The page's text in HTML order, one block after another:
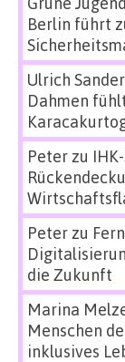
Berlin führt
Ulrich Sander
Dahmen
Peterzu
Peterzu
die Zukunft
Marina
Menschen
inklusives